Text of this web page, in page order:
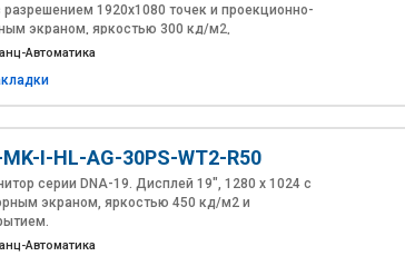
разрешением 1920х1080 точек и проекционно-
экраном, яркостью 300 кд/м2,
и антибликовым покрытием. Лицевая
комплекте с адаптером 230В AC.
-20 ~ 60°C. Интерфейсы: VGA, DVI-D,
Ниеншанц-Автоматика.
Автоматика
I-HL-AG-30PS-WT2-R50
серии DNA-19. Дисплей 19", 1280 х 1024 с
экраном, яркостью 450 кд/м2 и
Автоматика